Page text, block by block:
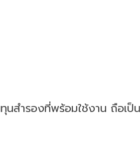
สำรองที่พร้อมใช้งาน ถือเ